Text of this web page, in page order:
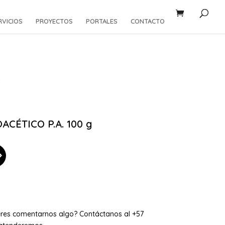
PROYECTOS PORTALES CONTACTO
P.A. 100 g
comentarnos algo? Contáctanos al +57